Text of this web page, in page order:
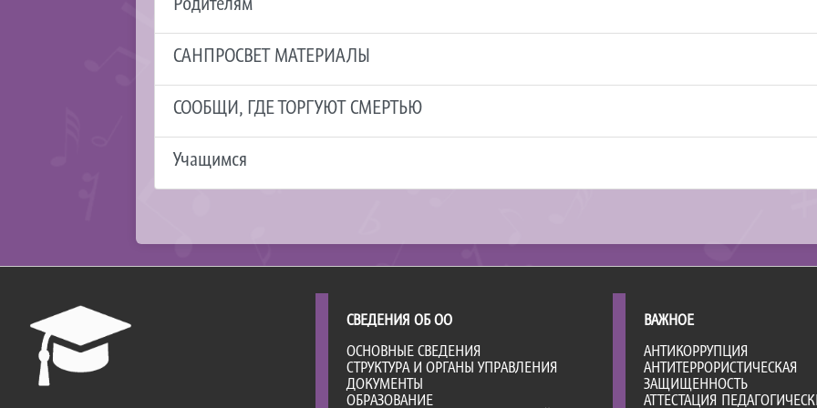
САНПРОСВЕТ МАТЕРИАЛЫ
СООБЩИ, ГДЕ ТОРГУЮТ СМЕРТЬЮ
Учащимся
СВЕДЕНИЯ ОБ ОО
ОСНОВНЫЕ СВЕДЕНИЯ
СТРУКТУРА И ОРГАНЫ УПРАВЛЕНИЯ
ДОКУМЕНТЫ
ОБРАЗОВАНИЕ
ВАЖНОЕ
АНТИКОРРУПЦИЯ
АНТИТЕРРОРИСТИЧЕСКАЯ
ЗАЩИЩЕННОСТЬ
АТТЕСТАЦИЯ